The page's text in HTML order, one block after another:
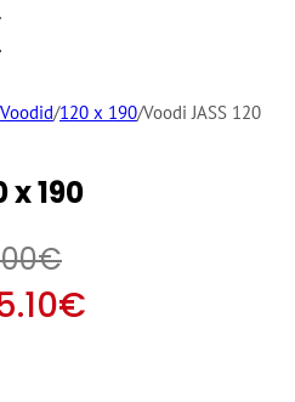
Voodid/120 x 190/Voodi JASS 120
x 190
€Hinnavahemik:
309.00€
€